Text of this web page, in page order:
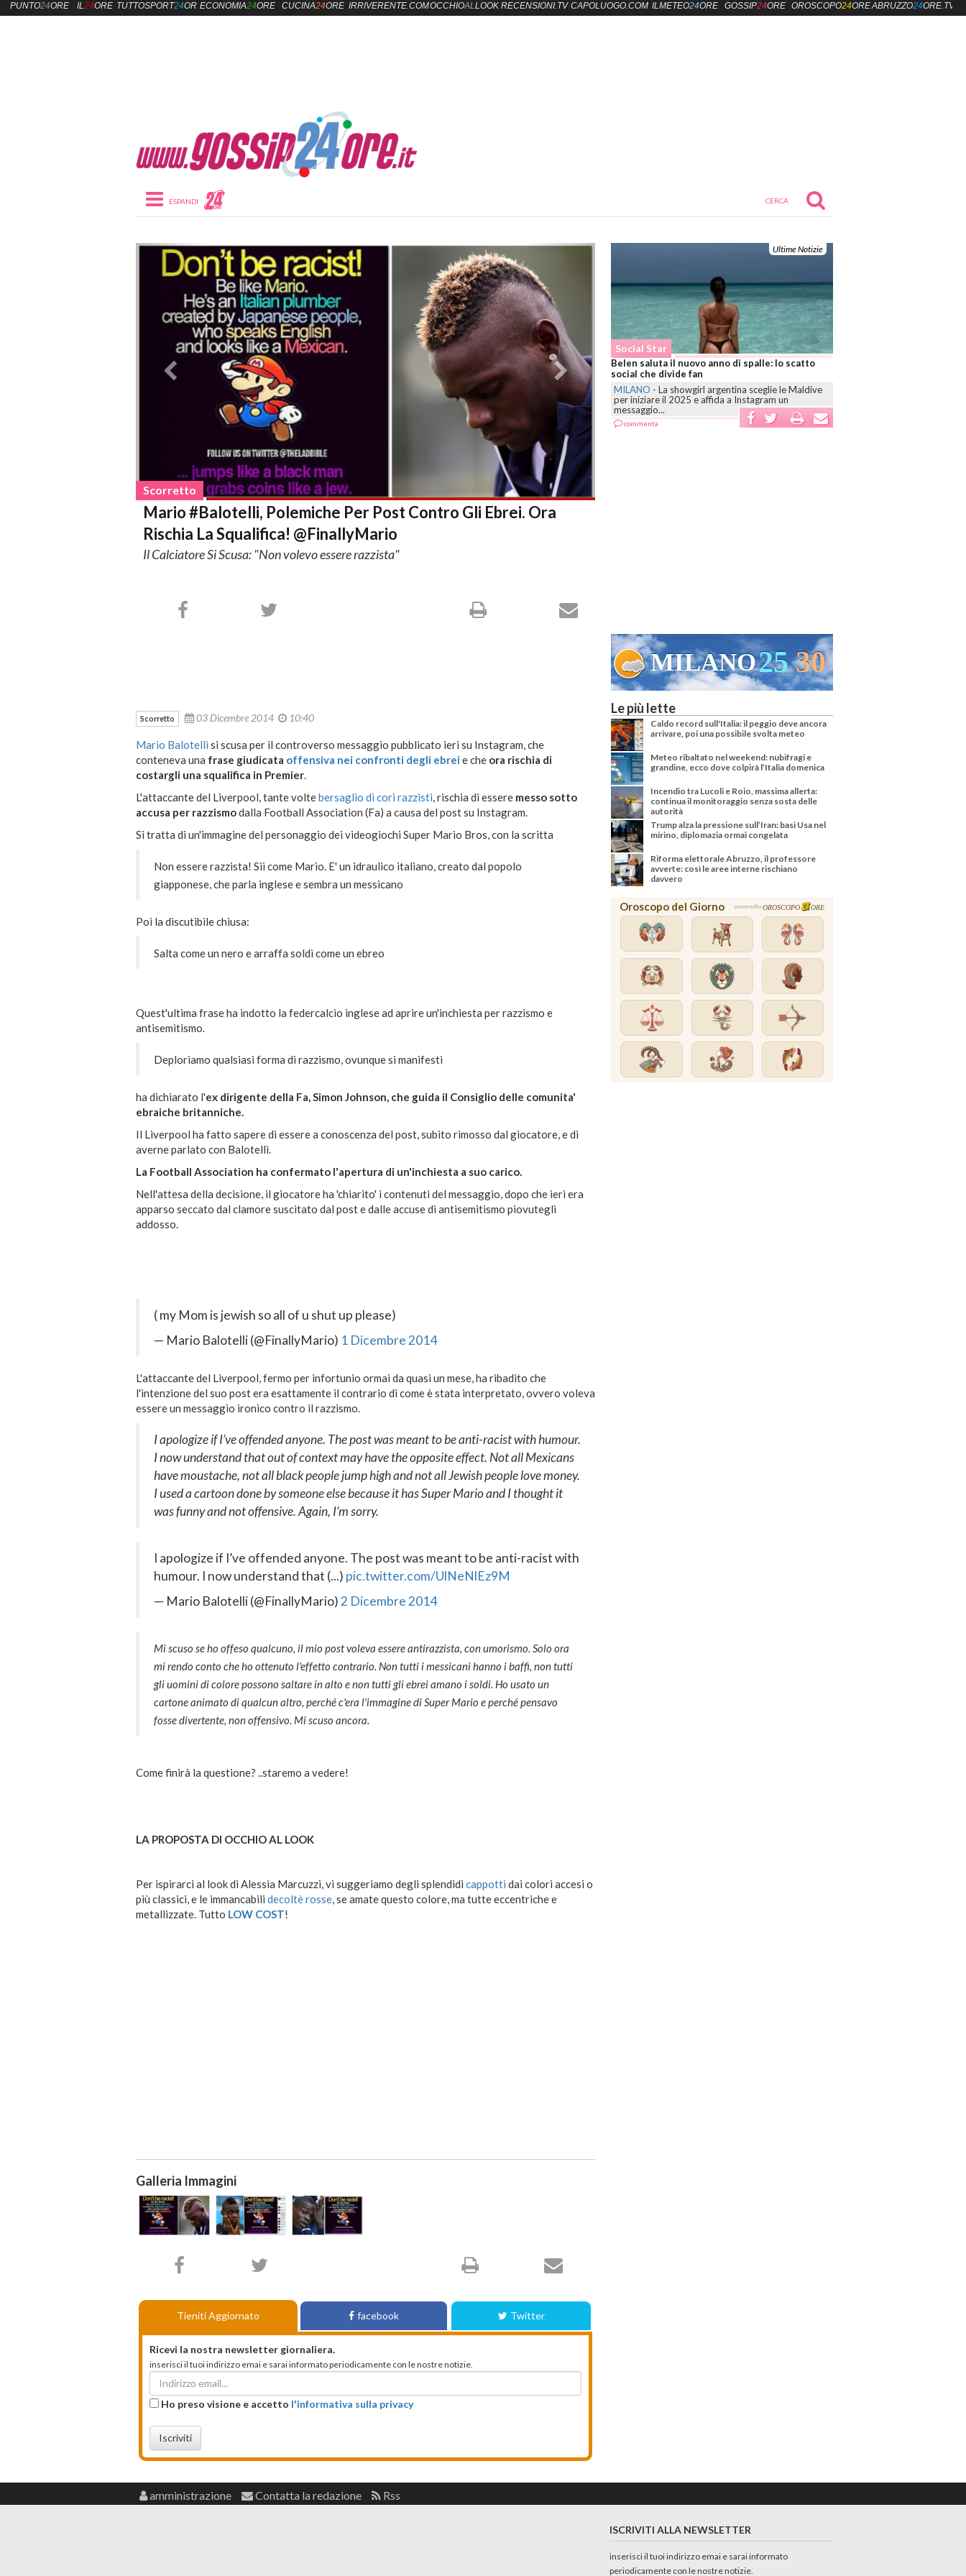
Toggle navigation
Scorretto
Mario #Balotelli, Polemiche Per Post Contro Gli Ebrei. Ora
Rischia La Squalifica! @FinallyMario
Il Calciatore Si Scusa: "Non volevo essere razzista"
Ultime Notizie
Social Star
Belen saluta il nuovo anno di spalle: lo scatto
social che divide fan
MILANO
La showgirl argentina sceglie le Maldive
per iniziare il 2025 e affida a Instagram un
messaggio...
Social Star
Basta privilegi! Influencer trattati come star, ma
ora arrivano stangate vere
ROMA-L’Agcom introduce un codice di condotta
per gli influencer con oltre 500mila follower,
impone...
commenta
30 VENEZIA25 31
Scorretto 03 Dicembre 2014 10:40
Mario Balotelli si scusa per il controverso messaggio pubblicato ieri su Instagram, che
conteneva una frase giudicata offensiva nei confronti degli ebrei e che ora rischia di
costargli una squalifica in Premier.
L'attaccante del Liverpool, tante voltebersaglio di cori razzisti, rischia di essere messo sotto
accusa per razzismodalla Football Association (Fa) a causa del post su Instagram.
Si tratta di un'immagine del personaggio dei videogiochi Super Mario Bros, con la scritta
Non essere razzista! Sii come Mario. E' un idraulico italiano, creato dal popolo
giapponese, che parla inglese e sembra un messicano
Poi la discutibile chiusa:
Salta come un nero e arraffa soldi come un ebreo
Quest'ultima frase ha indotto la federcalcio inglese ad aprire un'inchiesta per razzismo e
antisemitismo.
Deploriamo qualsiasi forma di razzismo, ovunque si manifesti
ha dichiarato l'ex dirigente della Fa, Simon Johnson, che guida il Consiglio delle comunita'
ebraiche britanniche.
Il Liverpool ha fatto sapere di essere a conoscenza del post, subito rimosso dal giocatore, e di
averne parlato con Balotelli.
La Football Association ha confermato l'apertura di un'inchiesta a suo carico.
Nell'attesa della decisione, il giocatore ha 'chiarito' i contenuti del messaggio, dopo che ieri era
apparso seccato dal clamore suscitato dal post e dalle accuse di antisemitismo piovutegli
addosso.
( my Mom is jewish so all of u shut up please)
— Mario Balotelli (@FinallyMario) 1 Dicembre 2014
L'attaccante del Liverpool, fermo per infortunio ormai da quasi un mese, ha ribadito che
l'intenzione del suo post era esattamente il contrario di come è stata interpretato, ovvero voleva
essere un messaggio ironico contro il razzismo.
I apologize if I’ve offended anyone. The post was meant to be anti-racist with humour.
I now understand that out of context may have the opposite effect. Not all Mexicans
have moustache, not all black people jump high and not all Jewish people love money.
I used a cartoon done by someone else because it has Super Mario and I thought it
was funny and not offensive. Again, I’m sorry.
I apologize if I’ve offended anyone. The post was meant to be anti-racist with
humour. I now understand that (...) pic.twitter.com/UlNeNlEz9M
— Mario Balotelli (@FinallyMario) 2 Dicembre 2014
Mi scuso se ho offeso qualcuno, il mio post voleva essere antirazzista, con umorismo. Solo ora
mi rendo conto che ho ottenuto l'effetto contrario. Non tutti i messicani hanno i baffi, non tutti
gli uomini di colore possono saltare in alto e non tutti gli ebrei amano i soldi. Ho usato un
cartone animato di qualcun altro, perché c'era l'immagine di Super Mario e perché pensavo
fosse divertente, non offensivo. Mi scuso ancora.
Come finirà la questione? ..staremo a vedere!
LA PROPOSTA DI OCCHIO AL LOOK
Per ispirarci al look di Alessia Marcuzzi, vi suggeriamo degli splendidi cappotti dai colori accesi o
più classici, e le immancabili decoltè rosse, se amate questo colore, ma tutte eccentriche e
metallizzate. Tutto LOW COST!
Galleria Immagini
Tieniti Aggiornato facebook Twitter
Ricevi la nostra newsletter giornaliera.
inserisci il tuoi indirizzo emai e sarai informato periodicamente con le nostre notizie.
Ho preso visione e accetto l'informativa sulla privacy
Iscriviti
Le più lette
Caldo record sull'Italia: il peggio deve ancora
arrivare, poi una possibile svolta meteo
Meteo ribaltato nel weekend: nubifragi e
grandine, ecco dove colpirà l’Italia domenica
Incendio tra Lucoli e Roio, massima allerta:
continua il monitoraggio senza sosta delle
autorità
Trump alza la pressione sull’Iran: basi Usa nel
mirino, diplomazia ormai congelata
Riforma elettorale Abruzzo, il professore
avverte: così le aree interne rischiano
davvero
Oroscopo del Giorno powered byOROSCOPO ORE
PUNTO24ORE IL24ORE TUTTOSPORT24OREECONOMIA24ORE CUCINA24ORE IRRIVERENTE.COMOCCHIOALLOOK RECENSIONI.TV CAPOLUOGO.COM ILMETEO24ORE GOSSIP24ORE OROSCOPO24OREABRUZZO24ORE.TV
amministrazione Contatta la redazione Rss
ISCRIVITI ALLA NEWSLETTER
inserisci il tuoi indirizzo emai e sarai informato
periodicamente con le nostre notizie.